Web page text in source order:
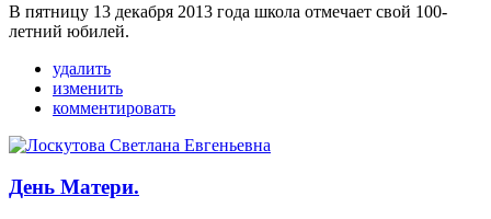
В пятницу 13 декабря 2013 года школа отмечает свой 100-
летний юбилей.
удалить
изменить
комментировать
День Матери.